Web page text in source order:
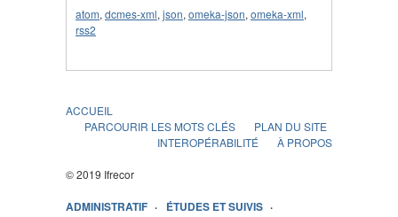
atom, dcmes-xml, json, omeka-json, omeka-xml,
rss2
ACCUEIL
PARCOURIR LES MOTS CLÉS
PLAN DU SITE
INTEROPÉRABILITÉ
À PROPOS
© 2019 Ifrecor
ADMINISTRATIF
ÉTUDES ET SUIVIS